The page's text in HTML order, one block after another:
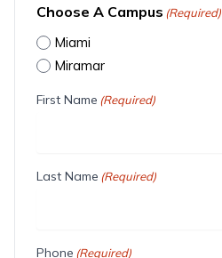
Choose A Campus (Required)
Miami
Miramar
First Name (Required)
Last Name (Required)
Phone (Required)